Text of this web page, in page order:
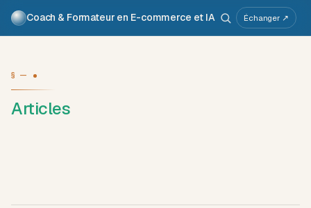
Coach & Formateur en E-commerce et IA
Pour qui Services Travaux Voix À propos Atelier IA Métiers
Échanger ↗
§ —
Articles